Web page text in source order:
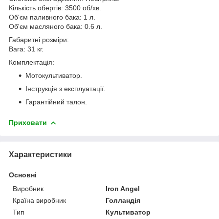
Кількість обертів: 3500 об/хв.
Об'єм паливного бака: 1 л.
Об'єм масляного бака: 0.6 л.
Габаритні розміри:
Вага: 31 кг.
Комплектація:
Мотокультиватор.
Інструкція з експлуатації.
Гарантійний талон.
Приховати
Характеристики
Основні
Виробник
Iron Angel
Країна виробник
Голландія
Тип
Культиватор